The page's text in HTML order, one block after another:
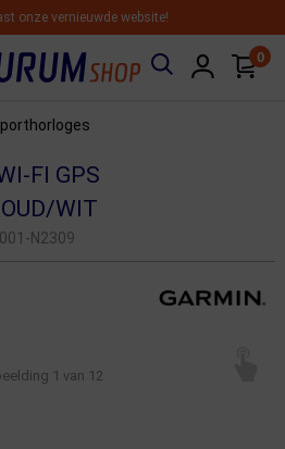
onze vernieuwde website!
0
FI GPS
WIT
N2309
1 van 12